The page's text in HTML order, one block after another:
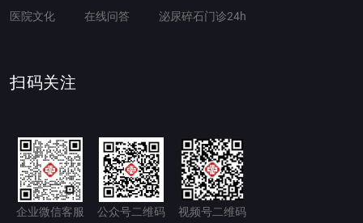
医院文化 在线问答 泌尿碎石门诊24h
扫码关注
企业微信客服 公众号二维码 视频号二维码